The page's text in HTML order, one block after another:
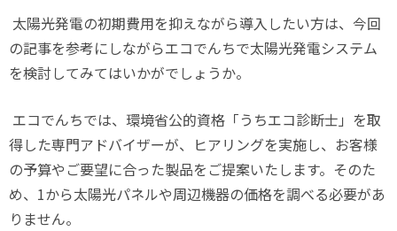
太陽光発電の初期費用を抑えながら導入したい方は、今回
の記事を参考にしながらエコでんちで太陽光発電システム
を検討してみてはいかがでしょうか。
エコでんちでは、環境省公的資格「うちエコ診断士」を取
得した専門アドバイザーが、ヒアリングを実施し、お客様
の予算やご要望に合った製品をご提案いたします。そのた
め、 1から太陽光パネルや周辺機器の価格を調べる必要があ
りません。